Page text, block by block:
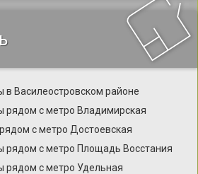
в Василеостровском районе
рядом с метро Владимирская
с метро Достоевская
рядом с метро Площадь Восстания
рядом с метро Удельная